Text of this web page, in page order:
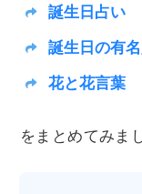
誕生日占い
誕生日の有
花と花言葉
をまとめてみま